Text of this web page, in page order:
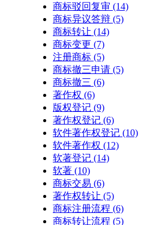
商标驳回复审 (14)
商标异议答辩 (5)
商标转让 (14)
商标变更 (7)
注册商标 (5)
商标撤三申请 (5)
商标撤三 (6)
著作权 (6)
版权登记 (9)
著作权登记 (6)
软件著作权登记 (10)
软件著作权 (12)
软著登记 (14)
软著 (10)
商标交易 (6)
著作权转让 (5)
商标注册流程 (6)
商标转让流程 (5)